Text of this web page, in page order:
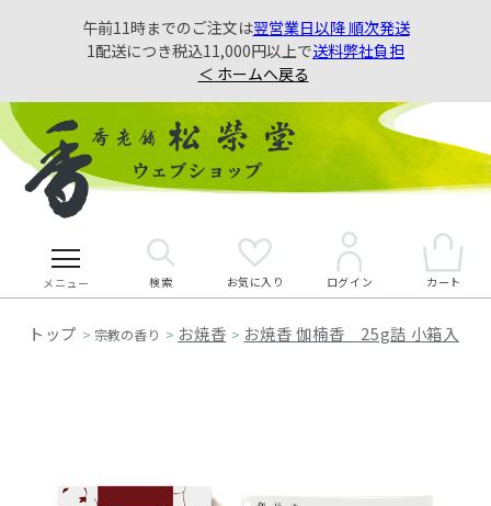
午前11時までのご注文は翌営業日以降 順次発送
1配送につき税込11,000円以上で送料弊社負担
＜ ホームへ戻る
メニュー 検索 お気に入り ログイン カート
> 宗教の香り > お焼香 > お焼香 伽楠香 25g詰 小箱入